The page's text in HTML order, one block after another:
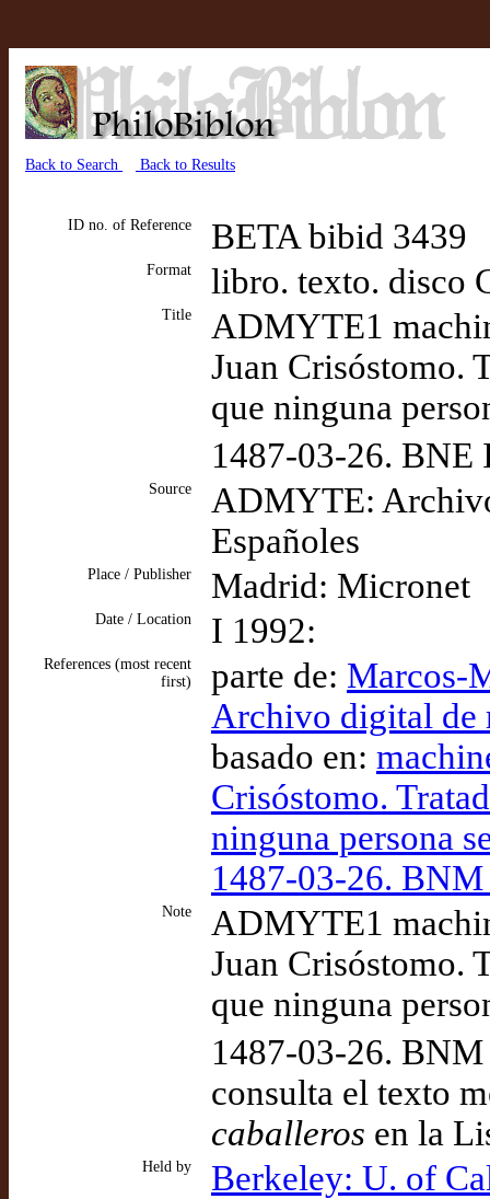
Back to Search Back to Results
ID no. of Reference BETA bibid 3439
Format libro. texto. disco
Title
ADMYTE1
Juan Crisóstomo.
que ninguna
1487-03-26. BNE
Source
ADMYTE:
Españoles
Place / Publisher Madrid: Micronet
Date / Location I 1992:
References (most recent
first)
parte de: Marcos-
Archivo digital de
basado en:
Crisóstomo.
ninguna persona
1487-03-26.
Note
ADMYTE1
Juan Crisóstomo.
que ninguna
1487-03-26.
consulta el texto
caballeros en la
Held by Berkeley: U. of